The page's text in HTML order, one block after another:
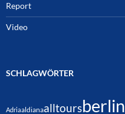
Report
Video
SCHLAGWÖRTER
Adriaaldianaalltoursberlin